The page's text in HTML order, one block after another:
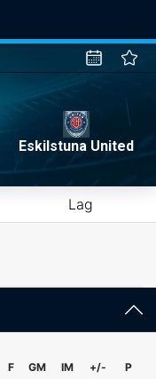
Eskilstuna United
Lag
F GM IM +/- P